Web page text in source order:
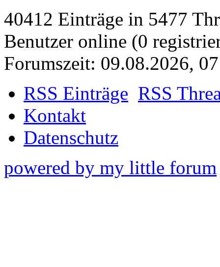
40412 Einträge in 5477
Benutzer online (0
Forumszeit: 09.08.2026,
RSS Einträge RSS
Kontakt
Datenschutz
powered by my little forum